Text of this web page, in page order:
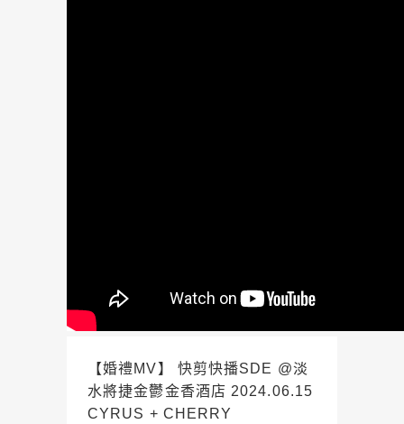
【婚禮MV】 快剪快播SDE @淡
水將捷金鬱金香酒店 2024.06.15
CYRUS + CHERRY